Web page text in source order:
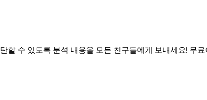
할 수 있도록 분석 내용을 모든 친구들에게 보내세요! 무